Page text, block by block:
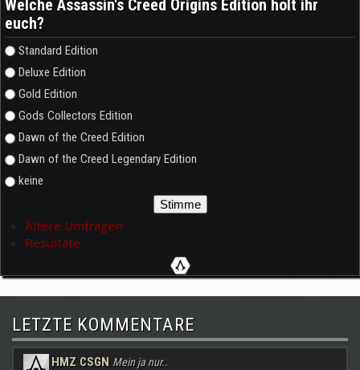
Welche Assassin's Creed Origins Edition holt ihr
euch?
Auswahlmöglichkeiten
Standard Edition
Deluxe Edition
Gold Edition
Gods Collectors Edition
Dawn of the Creed Edition
Dawn of the Creed Legendary Edition
keine
Ältere Umfragen
Resultate
LETZTE KOMMENTARE
HMZ CSGN Mein ja nur..